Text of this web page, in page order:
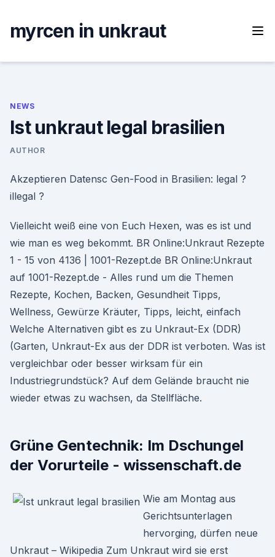
content
myrcen in unkraut
NEWS
Ist unkraut legal brasilien
AUTHOR
Akzeptieren Datensc Gen-Food in Brasilien: legal ?
illegal ?
Vielleicht weiß eine von Euch Hexen, was es ist und
wie man es weg bekommt. BR Online:Unkraut Rezepte
1 - 15 von 4136 | 1001-Rezept.de BR Online:Unkraut
auf 1001-Rezept.de - Alles rund um die Themen
Rezepte, Kochen, Backen, Gesundheit Tipps,
Wellness, Gewürze Kräuter, Tipps, leicht, einfach
Welche Alternativen gibt es zu Unkraut-Ex (DDR)
(Garten, Unkraut-Ex aus der DDR ist verboten. Was ist
vergleichbar oder besser wirksam für ein
Industriegrundstück? Auf dem Gelände braucht nie
wieder etwas zu wachsen, da Stellfläche.
Grüne Gentechnik: Im Dschungel
der Vorurteile - wissenschaft.de
Wie am Montag aus
Gerichtsunterlagen
hervorging, dürfen neue
Unkraut – Wikipedia Zum Unkraut wird sie erst